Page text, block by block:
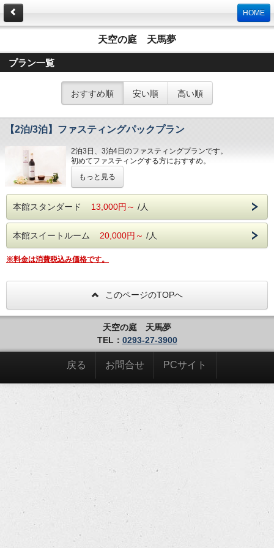
HOME
天空の庭 天馬夢
プラン一覧
おすすめ順 安い順 高い順
【2泊/3泊】ファスティングパックプラン
2泊3日、3泊4日のファスティングプランです。
初めてファスティングする方におすすめ。
~安全にファスティングを行っていただくために~
※ファスティング中のお薬の服用は控えていただいておりま
※20歳未満の方は危険を伴うため、当施設ではファスティ
ングを行えません。
もっと見る
本館スタンダード 13,000円～ /人
本館スイートルーム 20,000円～ /人
※料金は消費税込み価格です。
このページのTOPへ
天空の庭 天馬夢
TEL： 0293-27-3900
戻る お問合せ PCサイト